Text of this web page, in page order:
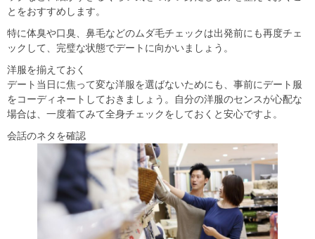
とをおすすめします。
特に体臭や口臭、鼻毛などのムダ毛チェックは出発前にも再度チェ
ックして、完璧な状態でデートに向かいましょう。
洋服を揃えておく
デート当日に焦って変な洋服を選ばないためにも、事前にデート服
をコーディネートしておきましょう。自分の洋服のセンスが心配な
場合は、一度着てみて全身チェックをしておくと安心ですよ。
会話のネタを確認